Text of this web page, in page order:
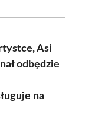
Asi
odbędzie
na